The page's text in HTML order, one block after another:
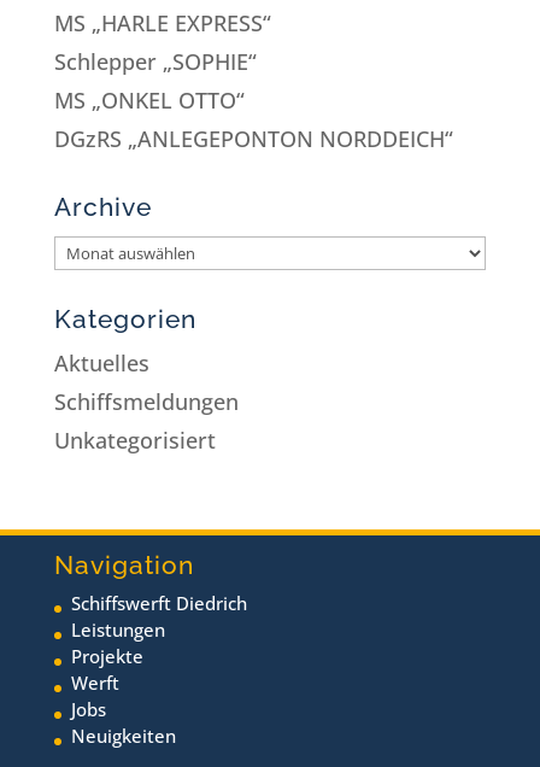
MS „HARLE EXPRESS“
Schlepper „SOPHIE“
MS „ONKEL OTTO“
DGzRS „ANLEGEPONTON NORDDEICH“
Archive
Kategorien
Aktuelles
Schiffsmeldungen
Unkategorisiert
Navigation
Schiffswerft Diedrich
Leistungen
Projekte
Werft
Jobs
Neuigkeiten